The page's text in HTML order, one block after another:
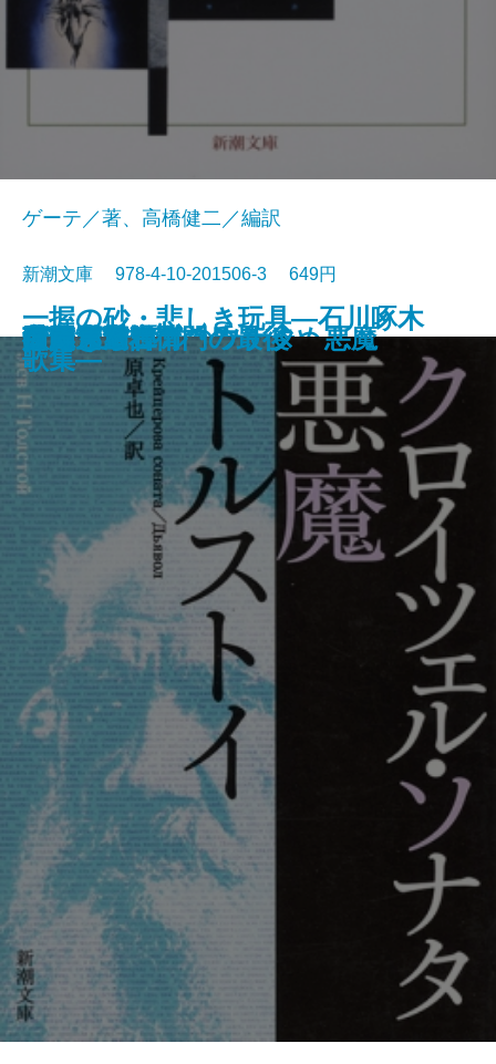
愛と死
絵のない絵本
田舎教師
変身
硝子戸の中
田園交響楽
倫敦塔・幻影の盾
光あるうち光の中を歩め
真理先生
ゲーテ格言集
ゲーテ／著、高橋健二／編訳
新潮文庫 978-4-10-201506-3 649円
クロイツェル・ソナタ 悪魔
一握の砂・悲しき玩具―石川啄木
歌集―
行人
人間ぎらい
蒲団・重右衛門の最後
こころ
白鯨〔下〕
白鯨〔上〕
彼岸過迄
ぼく東綺譚